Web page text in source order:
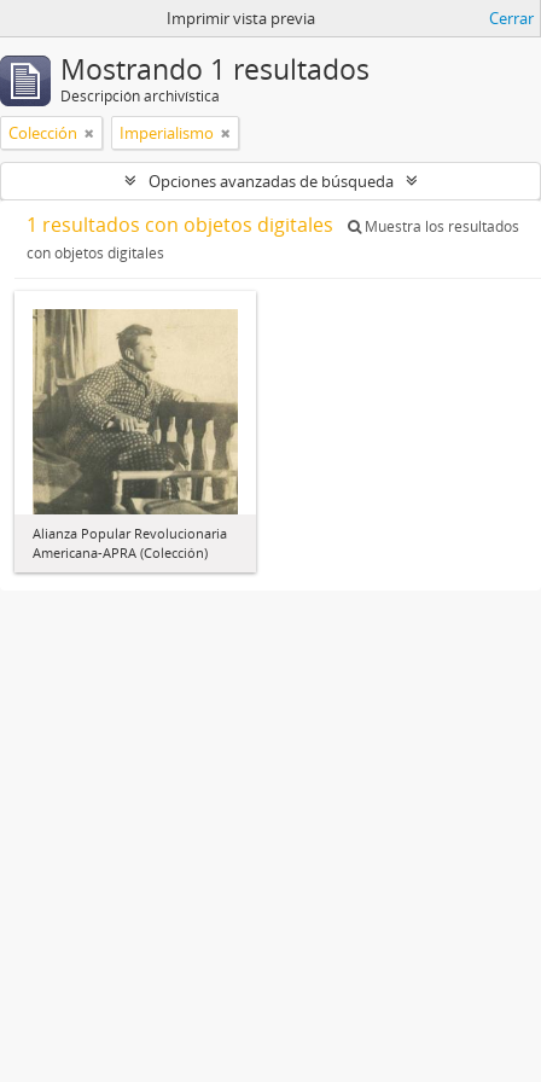
Imprimir vista previa Cerrar
Mostrando 1 resultados
Descripción archivística
Colección Imperialismo
Opciones avanzadas de búsqueda
1 resultados con objetos digitales
Muestra los resultados
con objetos digitales
Alianza Popular Revolucionaria
Americana-APRA (Colección)